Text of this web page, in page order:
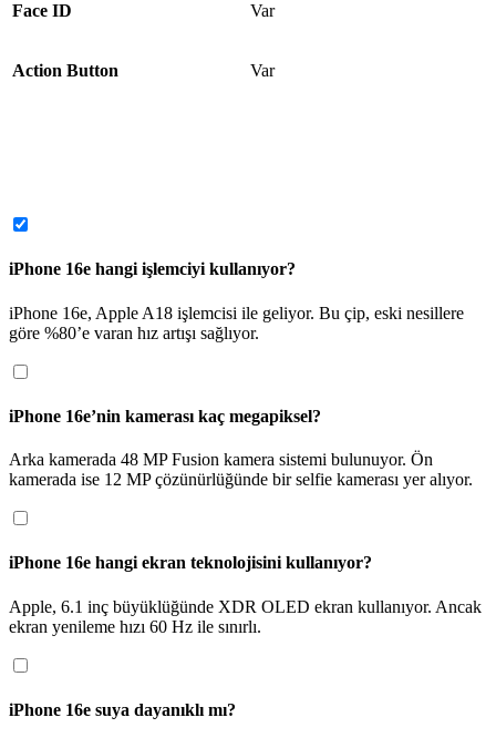
Face ID Var
Action Button Var
iPhone 16e hangi işlemciyi kullanıyor?
iPhone 16e, Apple A18 işlemcisi ile geliyor. Bu çip, eski nesillere
göre %80’e varan hız artışı sağlıyor.
iPhone 16e’nin kamerası kaç megapiksel?
Arka kamerada 48 MP Fusion kamera sistemi bulunuyor. Ön
kamerada ise 12 MP çözünürlüğünde bir selfie kamerası yer alıyor.
iPhone 16e hangi ekran teknolojisini kullanıyor?
Apple, 6.1 inç büyüklüğünde XDR OLED ekran kullanıyor. Ancak
ekran yenileme hızı 60 Hz ile sınırlı.
iPhone 16e suya dayanıklı mı?